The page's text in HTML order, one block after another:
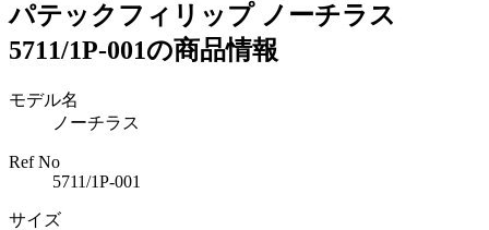
パテックフィリップ ノーチラス
5711/1P-001の商品情報
モデル名
ノーチラス
Ref No
5711/1P-001
サイズ